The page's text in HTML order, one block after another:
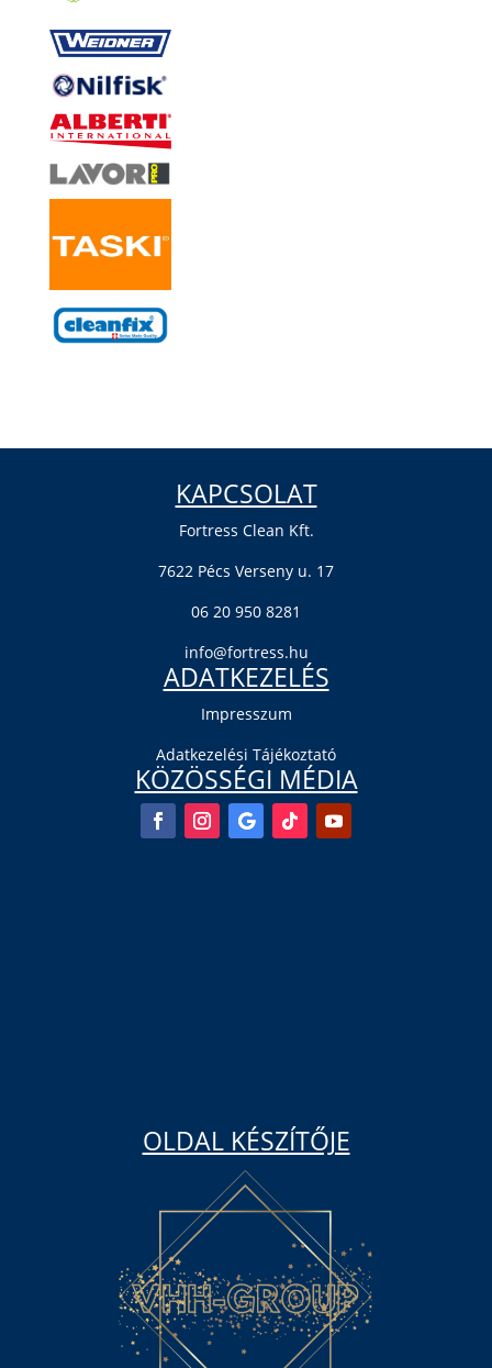
KAPCSOLAT
Fortress Clean Kft.
7622 Pécs Verseny u. 17
06 20 950 8281
info@fortress.hu
ADATKEZELÉS
Impresszum
Adatkezelési Tájékoztató
KÖZÖSSÉGI MÉDIA
OLDAL KÉSZÍTŐJE